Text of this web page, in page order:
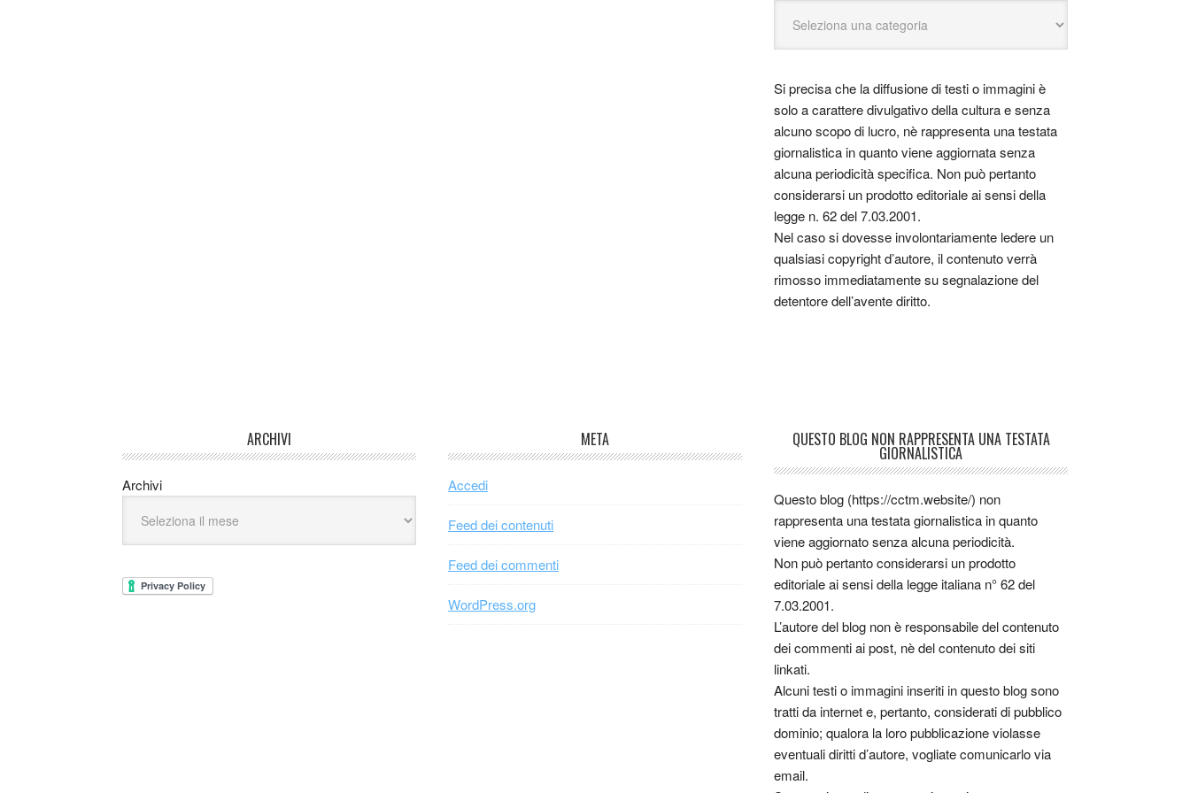
Si precisa che la diffusione di testi o immagini è
solo a carattere divulgativo della cultura e senza
alcuno scopo di lucro, nè rappresenta una testata
giornalistica in quanto viene aggiornata senza
alcuna periodicità specifica. Non può pertanto
considerarsi un prodotto editoriale ai sensi della
legge n. 62 del 7.03.2001.
Nel caso si dovesse involontariamente ledere un
qualsiasi copyright d’autore, il contenuto verrà
rimosso immediatamente su segnalazione del
detentore dell’avente diritto.
ARCHIVI
Archivi
META
Accedi
Feed dei contenuti
Feed dei commenti
WordPress.org
QUESTO BLOG NON RAPPRESENTA UNA TESTATA
GIORNALISTICA
Questo blog (https://cctm.website/) non
rappresenta una testata giornalistica in quanto
viene aggiornato senza alcuna periodicità.
Non può pertanto considerarsi un prodotto
editoriale ai sensi della legge italiana n° 62 del
7.03.2001.
L’autore del blog non è responsabile del contenuto
dei commenti ai post, nè del contenuto dei siti
linkati.
Alcuni testi o immagini inseriti in questo blog sono
tratti da internet e, pertanto, considerati di pubblico
dominio; qualora la loro pubblicazione violasse
eventuali diritti d’autore, vogliate comunicarlo via
email.